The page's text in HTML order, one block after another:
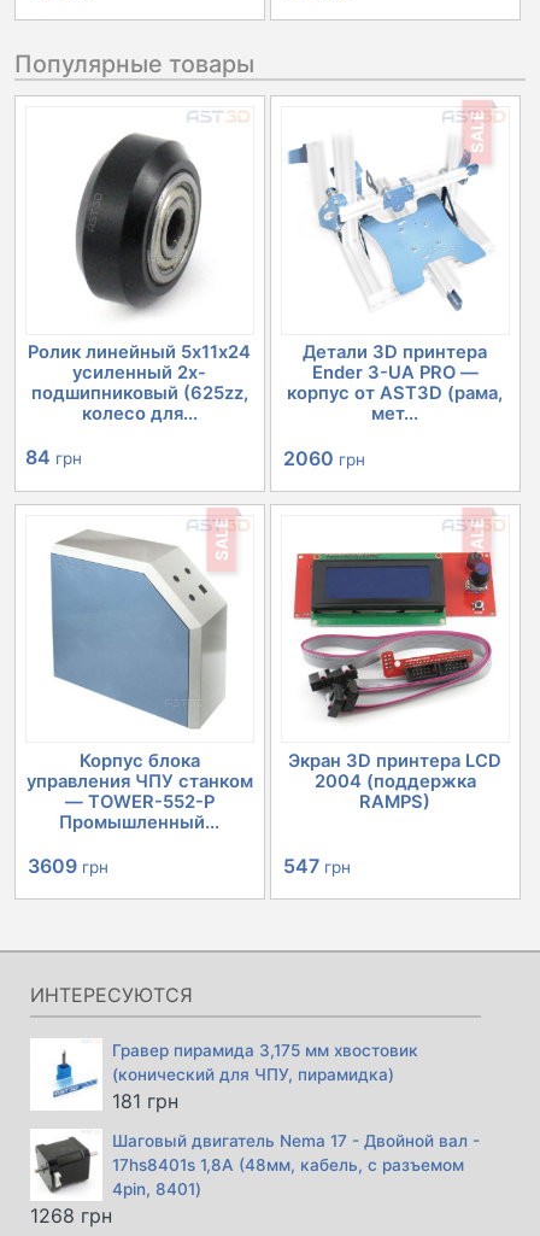
Популярные товары
Ролик линейный 5х11х24
усиленный 2х-
подшипниковый (625zz,
колесо для...
84 грн
SALE
Детали 3D принтера
Ender 3-UA PRO —
корпус от AST3D (рама,
мет...
Первоначальная
цена
2244 грн.
2060 грн
цена:
SALE
Корпус блока
управления ЧПУ станком
— TOWER-552-P
Промышленный...
Первоначальная
цена
составляла
4030 грн.
3609 грн
цена:
3609 грн.
SALE
Экран 3D принтера LCD
2004 (поддержка
RAMPS)
Первоначальная
цена
составляла
547 грн
цена:
547 грн.
ИНТЕРЕСУЮТСЯ
Гравер пирамида 3,175 мм хвостовик
(конический для ЧПУ, пирамидка)
181 грн
Шаговый двигатель Nema 17 - Двойной вал -
17hs8401s 1,8А (48мм, кабель, с разъемом
4pin, 8401)
1268 грн